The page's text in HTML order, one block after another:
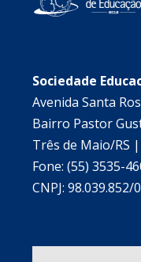
Sociedade
Avenida Santa
Bairro Pastor
Três de Maio/RS |
Fone: (55) 3535-
CNPJ: 98.039.852/